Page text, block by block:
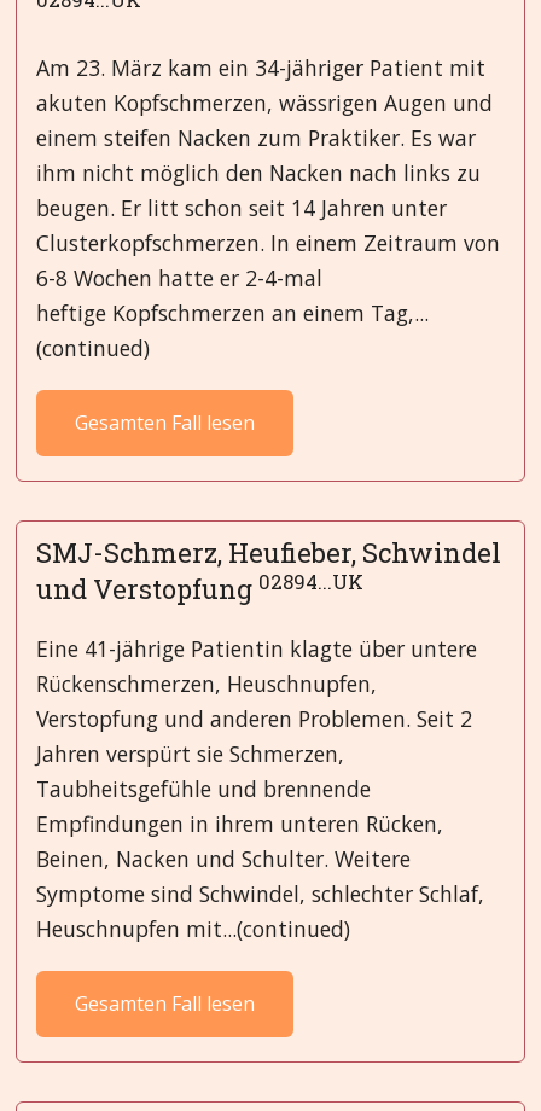
Am 23. März kam ein 34-jähriger Patient mit
akuten Kopfschmerzen, wässrigen Augen und
einem steifen Nacken zum Praktiker. Es war
ihm nicht möglich den Nacken nach links zu
beugen. Er litt schon seit 14 Jahren unter
Clusterkopfschmerzen. In einem Zeitraum von
6-8 Wochen hatte er 2-4-mal
heftige Kopfschmerzen an einem Tag,...
(continued)
Gesamten Fall lesen
SMJ-Schmerz, Heufieber, Schwindel
und Verstopfung 02894...UK
Eine 41-jährige Patientin klagte über untere
Rückenschmerzen, Heuschnupfen,
Verstopfung und anderen Problemen. Seit 2
Jahren verspürt sie Schmerzen,
Taubheitsgefühle und brennende
Empfindungen in ihrem unteren Rücken,
Beinen, Nacken und Schulter. Weitere
Symptome sind Schwindel, schlechter Schlaf,
Heuschnupfen mit...(continued)
Gesamten Fall lesen